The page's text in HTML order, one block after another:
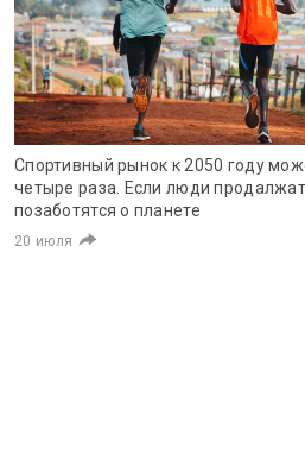
Спортивный рынок к 2050 году
четыре раза. Если люди
позаботятся о планете
20 июля